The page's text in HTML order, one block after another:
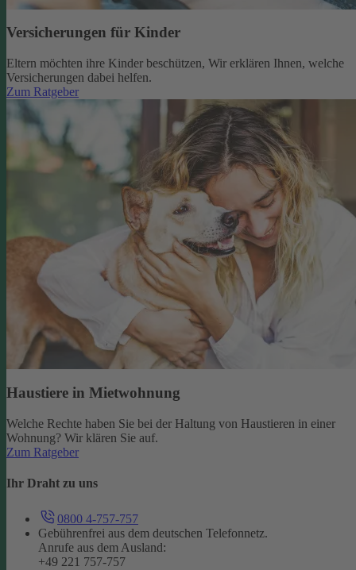
Versicherungen für Kinder
Eltern möchten ihre Kinder beschützen, Wir erklären Ihnen, welche
Versicherungen dabei helfen.
Zum Ratgeber
Haustiere in Mietwohnung
Welche Rechte haben Sie bei der Haltung von Haustieren in einer
Wohnung? Wir klären Sie auf.
Zum Ratgeber
Ihr Draht zu uns
0800 4-757-757
Gebührenfrei aus dem deutschen Telefonnetz.
Anrufe aus dem Ausland:
+49 221 757-757